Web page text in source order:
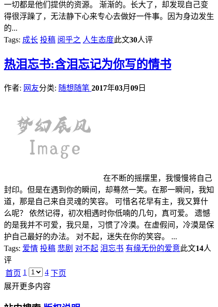
一切都是他们提供的资源。 渐渐的。长大了，却发现自己变
得很浮躁了，无法静下心来专心去做好一件事。因为身边发生
的...
Tags: 成长 投稿 阅乎之 人生态度此文30人评
热泪忘书:含泪忘记为你写的情书
作者: 网友分类: 随想随笔 2017年03月 09 日
在不断的摇摆里，我慢慢将自己
封印。但是在遇到你的瞬间，却蓦然一笑。在那一瞬间，我知
道，那是自己来自灵魂的笑容。 可惜名花早有主，我又算什
么呢？ 依然记得，初次相遇时你低喃的几句，真可爱。 遗憾
的是我并不可爱，我只是，习惯了冷漠。在虚假间，冷漠是保
护自己最好的办法。 对不起，迷失在你的笑容。 ...
Tags: 爱情 投稿 悲剧 对不起 泪忘书 有缘无份的爱意此文14人
评
首页 1 4 下页
展开更多内容